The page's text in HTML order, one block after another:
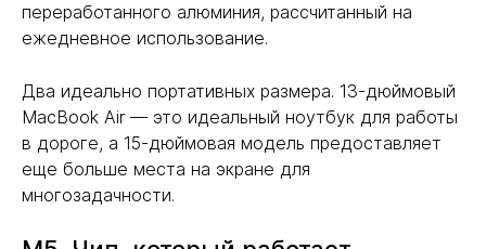
переработанного алюминия, рассчитанный на
ежедневное использование.
Два идеально портативных размера. 13-дюймовый
MacBook Air — это идеальный ноутбук для работы
в дороге, а 15-дюймовая модель предоставляет
еще больше места на экране для
многозадачности.